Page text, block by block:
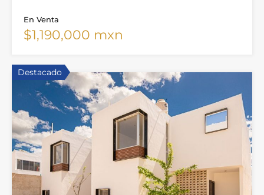
En Venta
$1,190,000 mxn
Destacado